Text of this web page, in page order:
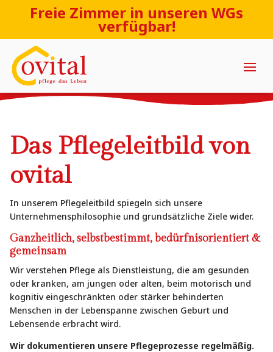
Freie Zimmer in unseren WGs
verfügbar!
Das Pflegeleitbild von
ovital
In unserem Pflegeleitbild spiegeln sich unsere
Unternehmensphilosophie und grundsätzliche Ziele wider.
Ganzheitlich, selbstbestimmt, bedürfnisorientiert &
gemeinsam
Wir verstehen Pflege als Dienstleistung, die am gesunden
oder kranken, am jungen oder alten, beim motorisch und
kognitiv eingeschränkten oder stärker behinderten
Menschen in der Lebenspanne zwischen Geburt und
Lebensende erbracht wird.
Wir dokumentieren unsere Pflegeprozesse regelmäßig.